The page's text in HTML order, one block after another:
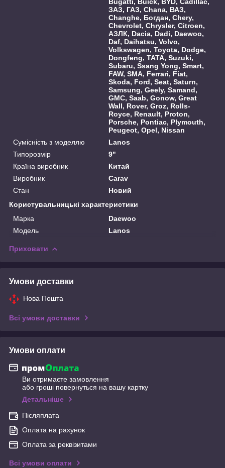
ЗАЗ, ГАЗ, Chana, ВАЗ,
Changhe, Богдан, Chery,
Chevrolet, Chrysler, Citroen,
АЗЛК, Dacia, Dadi, Daewoo,
Daf, Daihatsu, Volvo,
Volkswagen, Toyota, Dodge,
Dongfeng, TATA, Suzuki,
Subaru, Ssang Yong, Smart,
FAW, SMA, Ferrari, Fiat,
Skoda, Ford, Seat, Saturn,
Samsung, Geely, Samand,
GMC, Saab, Gonow, Great
Wall, Rover, Groz, Rolls-
Royce, Renault, Proton,
Porsche, Pontiac, Plymouth,
Peugeot, Opel, Nissan
Сумісність з моделлю
Lanos
Типорозмір
9"
Країна виробник
Китай
Виробник
Carav
Стан
Новий
Користувальницькі характеристики
Марка
Daewoo
Модель
Lanos
Приховати
Умови доставки
Нова Пошта
Всі умови доставки
Умови оплати
Ви отримаєте замовлення
або гроші повернуться на вашу картку
Детальніше
Післяплата
Оплата на рахунок
Оплата за реквізитами
Всі умови оплати